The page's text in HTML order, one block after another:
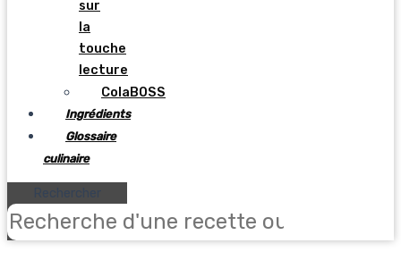
sur
la
touche
lecture
ColaBOSS
Ingrédients
Glossaire
culinaire
Rechercher